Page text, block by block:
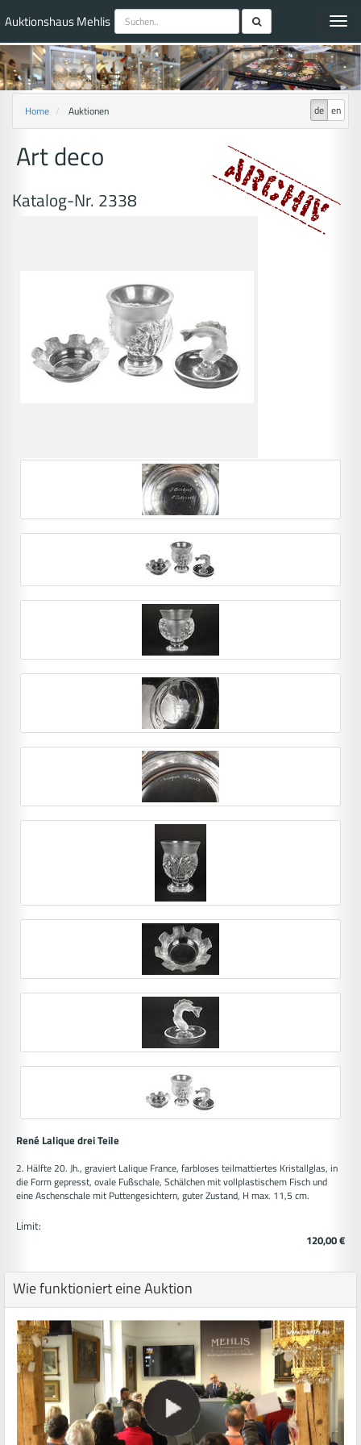
Auktionshaus Mehlis
de en
Home Auktionen
Art deco
Katalog-Nr. 2338
René Lalique drei Teile
2. Hälfte 20. Jh., graviert Lalique France, farbloses teilmattiertes Kristallglas, in
die Form gepresst, ovale Fußschale, Schälchen mit vollplastischem Fisch und
eine Aschenschale mit Puttengesichtern, guter Zustand, H max. 11,5 cm.
Limit:
120,00 €
Wie funktioniert eine Auktion